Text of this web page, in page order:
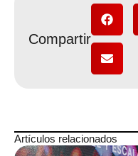
Compartir
Artículos relacionados